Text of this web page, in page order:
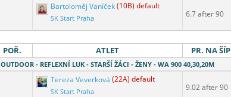
Bartoloměj Vaníček(10B) default
SK Start Praha 6.7 after 90
POŘ. ATLET PR. NA ŠÍP
OUTDOOR - REFLEXNÍ LUK - STARŠÍ ŽÁCI - ŽENY - WA 900 40,30,20M
Tereza Veverková (22A) default
SK Start Praha 9.02 after 90